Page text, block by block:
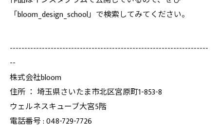
「bloom_design_school」で検索してみてください。
--------------------------------------------------------------------
--
株式会社bloom
住所 ： 埼玉県さいたま市北区宮原町1-853-8
ウェルネスキューブ大宮5階
電話番号 : 048-729-7726